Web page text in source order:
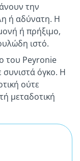
την
ή αδύνατη. Η
ή πρήξιμο,
ιστό.
του Peyronie
συνιστά όγκο. Η
ούτε
μεταδοτική